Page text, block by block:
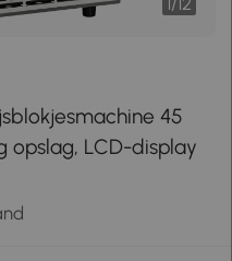
45
opslag, LCD-display